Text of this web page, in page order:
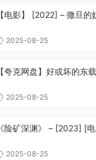
【电影】 [2022] – 撒旦
2025-08-25
【夸克网盘】好或坏的东
2025-08-25
《险矿深渊》 – [2023] [电
2025-08-25